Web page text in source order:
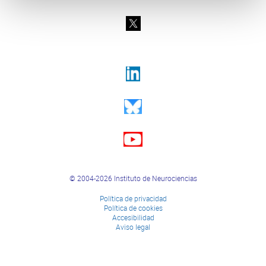
© 2004-2026 Instituto de Neurociencias
Política de privacidad
Política de cookies
Accesibilidad
Aviso legal